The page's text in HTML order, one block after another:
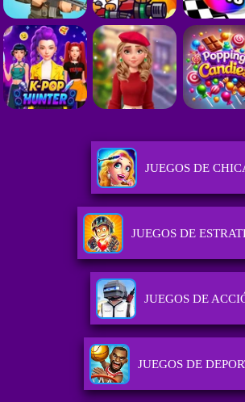
JUEGOS DE
JUEGOS DE
JUEGOS DE
JUEGOS DE